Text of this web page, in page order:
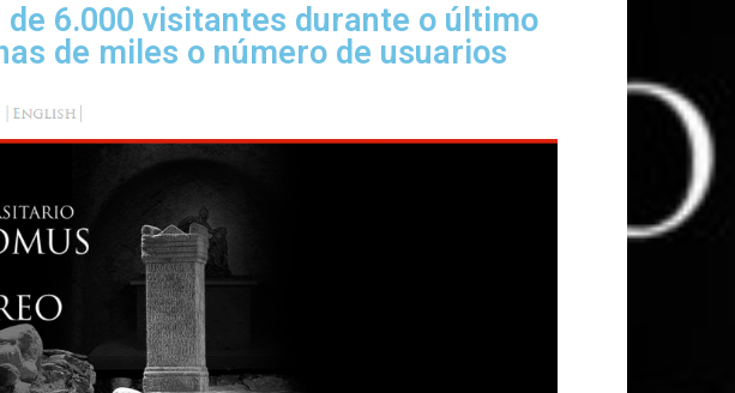
6.000 visitantes durante o último
de miles o número de usuarios